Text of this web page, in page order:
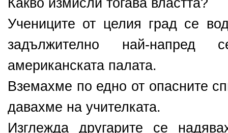
Какво измисли тогава властта?
Учениците от целия град се
задължително най-
американската палата.
Вземахме по едно от опасните
давахме на учителката.
Изглежда другарите се